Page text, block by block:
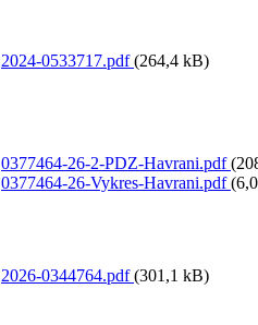
2024-0533717.pdf(264,4 kB)
0377464-26-2-PDZ-Havrani.pdf
0377464-26-Vykres-Havrani.pdf
2026-0344764.pdf(301,1 kB)